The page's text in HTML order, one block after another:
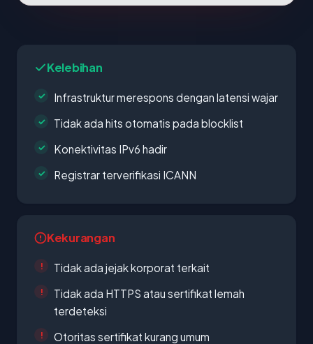
Kelebihan
Infrastruktur merespons dengan latensi wajar
Tidak ada hits otomatis pada blocklist
Konektivitas IPv6 hadir
Registrar terverifikasi ICANN
Kekurangan
Tidak ada jejak korporat terkait
Tidak ada HTTPS atau sertifikat lemah
terdeteksi
Otoritas sertifikat kurang umum